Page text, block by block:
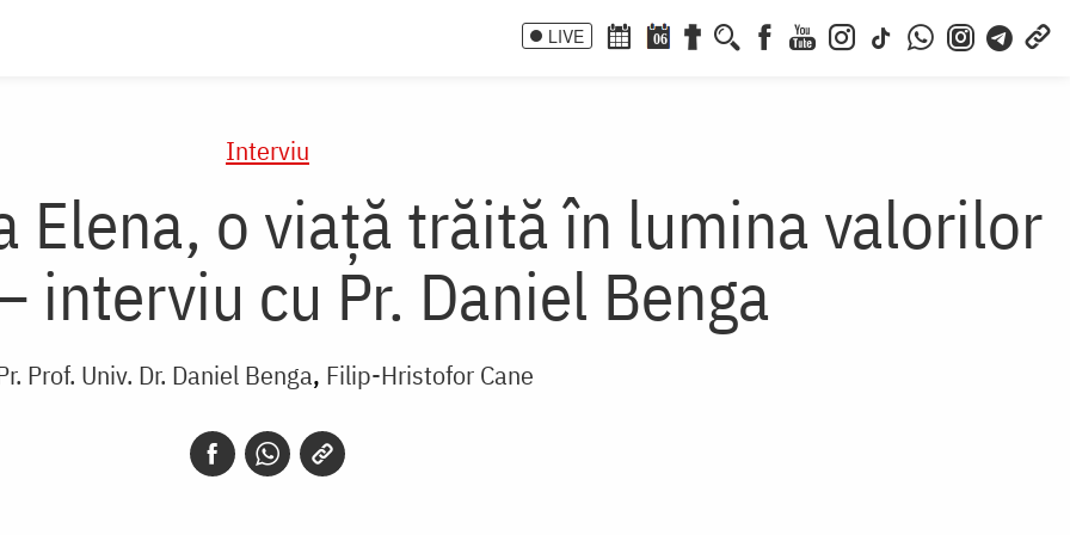
LIVE 06
Interviu
Elena, o viață trăită în lumina valorilor
interviu cu Pr. Daniel Benga
Prof. Univ. Dr. Daniel Benga Filip-Hristofor Cane